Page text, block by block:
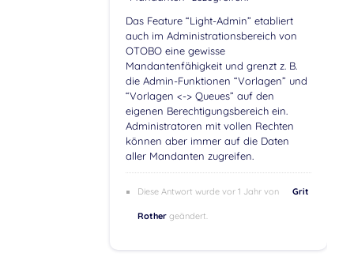
Das Feature “Light-Admin” etabliert
auch im Administrationsbereich von
OTOBO eine gewisse
Mandantenfähigkeit und grenzt z. B.
die Admin-Funktionen “Vorlagen” und
“Vorlagen <-> Queues” auf den
eigenen Berechtigungsbereich ein.
Administratoren mit vollen Rechten
können aber immer auf die Daten
aller Mandanten zugreifen.
Diese Antwort wurde vor 1 Jahr von Grit
Rothergeändert.